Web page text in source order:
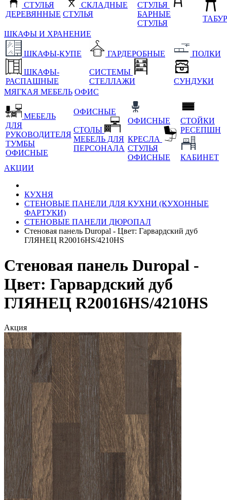
СТУЛЬЯ
ДЕРЕВЯННЫЕ
СКЛАДНЫЕ
СТУЛЬЯ
СТУЛЬЯ
БАРНЫЕ
СТУЛЬЯ
ШКАФЫ И ХРАНЕНИЕ
ШКАФЫ-КУПЕ
ШКАФЫ-
РАСПАШНЫЕ
ГАРДЕРОБНЫЕ
СИСТЕМЫ
СТЕЛЛАЖИ
ПОЛКИ
СУНДУКИ
МЯГКАЯ МЕБЕЛЬ ОФИС
МЕБЕЛЬ
ДЛЯ
РУКОВОДИТЕЛЯ
ТУМБЫ
ОФИСНЫЕ
ОФИСНЫЕ
СТОЛЫ
МЕБЕЛЬ ДЛЯ
ПЕРСОНАЛА
ОФИСНЫЕ
КРЕСЛА
СТУЛЬЯ
ОФИСНЫЕ
СТОЙКИ
РЕСЕПШН
КАБИНЕТ
АКЦИИ
КУХНЯ
СТЕНОВЫЕ ПАНЕЛИ ДЛЯ КУХНИ (КУХОННЫЕ
ФАРТУКИ)
СТЕНОВЫЕ ПАНЕЛИ ДЮРОПАЛ
Стеновая панель Duropal - Цвет: Гарвардский дуб
ГЛЯНЕЦ R20016HS/4210HS
Стеновая панель Duropal -
Цвет: Гарвардский дуб
ГЛЯНЕЦ R20016HS/4210HS
Акция